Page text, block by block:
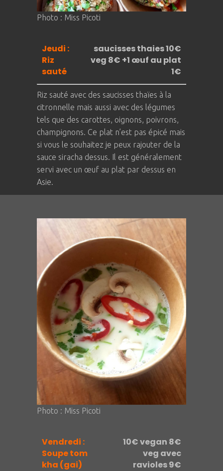
Photo : Miss Picoti
Jeudi :
Riz
sauté
saucisses thaies 10€
veg 8€ +1 œuf au plat
1€
Riz sauté avec des saucisses thaïes à la
citronnelle mais aussi avec des légumes
tels que des carottes, oignons, poivrons,
champignons. Ce plat n’est pas épicé mais
si vous le souhaitez je peux rajouter de la
sauce siracha dessus. Il est généralement
servi avec un œuf au plat par dessus en
Asie.
Photo : Miss Picoti
Vendredi :
Soupe tom
kha (gai)
10€ vegan 8€
veg avec
ravioles 9€